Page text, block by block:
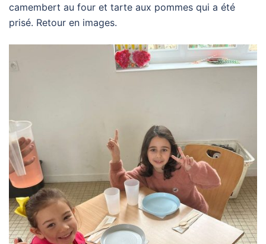
camembert au four et tarte aux pommes qui a été
prisé. Retour en images.